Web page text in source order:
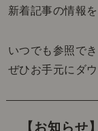
新着記事の情報
いつでも参照で
ぜひお手元にダ
【お知らせ